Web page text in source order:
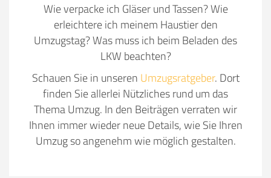
Wie verpacke ich Gläser und Tassen? Wie
erleichtere ich meinem Haustier den
Umzugstag? Was muss ich beim Beladen des
LKW beachten?
Schauen Sie in unseren Umzugsratgeber. Dort
finden Sie allerlei Nützliches rund um das
Thema Umzug. In den Beiträgen verraten wir
Ihnen immer wieder neue Details, wie Sie Ihren
Umzug so angenehm wie möglich gestalten.